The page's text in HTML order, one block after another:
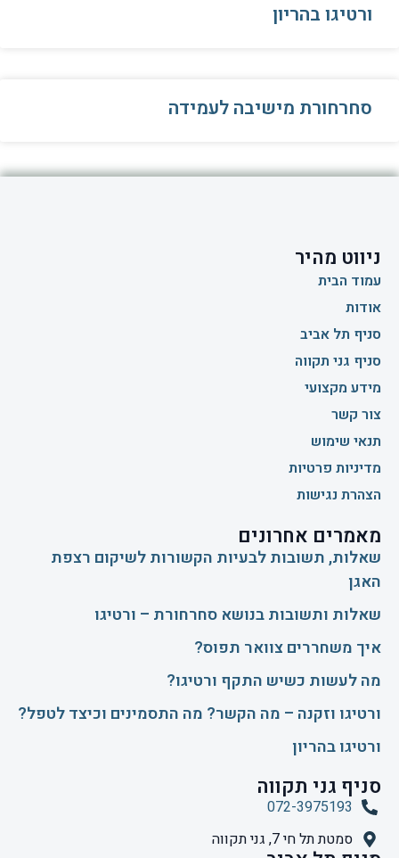
ורטיגו בהריון
סחרחורת מישיבה לעמידה
ניווט מהיר
עמוד הבית
אודות
סניף תל אביב
סניף גני תקווה
מידע מקצועי
צור קשר
תנאי שימוש
מדיניות פרטיות
הצהרת נגישות
מאמרים אחרונים
שאלות, תשובות לבעיות הקשורות לשיקום רצפת
האגן
שאלות ותשובות בנושא סחרחורת – ורטיגו
איך משחררים צוואר תפוס?
​מה לעשות כשיש התקף ורטיגו?
ורטיגו וזקנה – מה הקשר? מה התסמינים וכיצד לטפל?
ורטיגו בהריון
סניף גני תקווה
072-3975193
סמטת תל חי 7, גני תקווה